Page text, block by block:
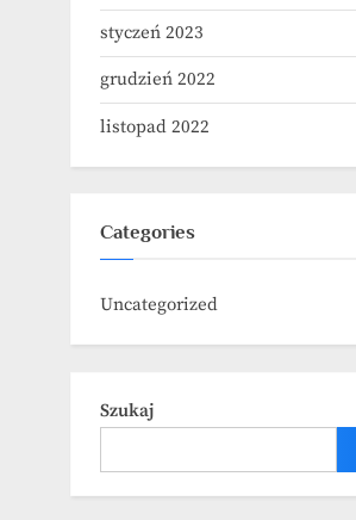
styczeń 2023
grudzień 2022
listopad 2022
Categories
Uncategorized
Szukaj